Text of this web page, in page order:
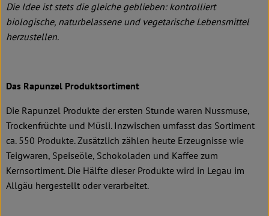
Die Idee ist stets die gleiche geblieben: kontrolliert
biologische, naturbelassene und vegetarische Lebensmittel
herzustellen.
Das Rapunzel Produktsortiment
Die Rapunzel Produkte der ersten Stunde waren Nussmuse,
Trockenfrüchte und Müsli. Inzwischen umfasst das Sortiment
ca. 550 Produkte. Zusätzlich zählen heute Erzeugnisse wie
Teigwaren, Speiseöle, Schokoladen und Kaffee zum
Kernsortiment. Die Hälfte dieser Produkte wird in Legau im
Allgäu hergestellt oder verarbeitet.